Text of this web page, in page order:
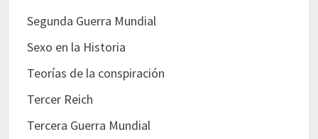
Segunda Guerra Mundial
Sexo en la Historia
Teorías de la conspiración
Tercer Reich
Tercera Guerra Mundial